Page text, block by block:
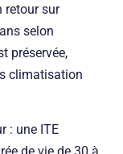
retour sur
selon
préservée,
climatisation
: une ITE